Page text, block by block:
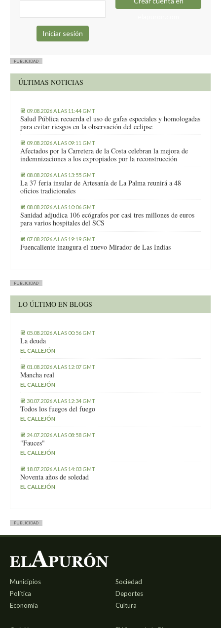
PUBLICIDAD
ÚLTIMAS NOTICIAS
09.08.2026 A LAS 11:44 GMT
Salud Pública recuerda el uso de gafas especiales y homologadas
para evitar riesgos en la observación del eclipse
09.08.2026 A LAS 09:11 GMT
Afectados por la Carretera de la Costa celebran la mejora de
indemnizaciones a los expropiados por la reconstrucción
08.08.2026 A LAS 13:55 GMT
La 37 feria insular de Artesanía de La Palma reunirá a 48
oficios tradicionales
08.08.2026 A LAS 10:06 GMT
Sanidad adjudica 106 ecógrafos por casi tres millones de euros
para varios hospitales del SCS
07.08.2026 A LAS 19:19 GMT
Fuencaliente inaugura el nuevo Mirador de Las Indias
PUBLICIDAD
LO ÚLTIMO EN BLOGS
05.08.2026 A LAS 00:56 GMT
La deuda
EL CALLEJÓN
01.08.2026 A LAS 12:07 GMT
Mancha real
EL CALLEJÓN
30.07.2026 A LAS 12:34 GMT
Todos los fuegos del fuego
EL CALLEJÓN
24.07.2026 A LAS 08:58 GMT
"Fauces"
EL CALLEJÓN
18.07.2026 A LAS 14:03 GMT
Noventa años de soledad
EL CALLEJÓN
PUBLICIDAD
Municipios
Política
Economía
Sociedad
Deportes
Cultura